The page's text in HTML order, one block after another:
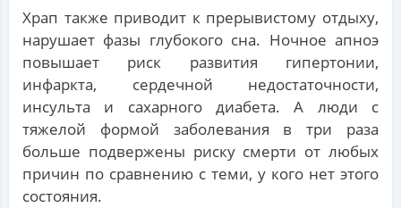
Храп также приводит к прерывистому отдыху,
нарушает фазы глубокого сна. Ночное апноэ
повышает риск развития гипертонии,
инфаркта, сердечной недостаточности,
инсульта и сахарного диабета. А люди с
тяжелой формой заболевания в три раза
больше подвержены риску смерти от любых
причин по сравнению с теми, у кого нет этого
состояния.